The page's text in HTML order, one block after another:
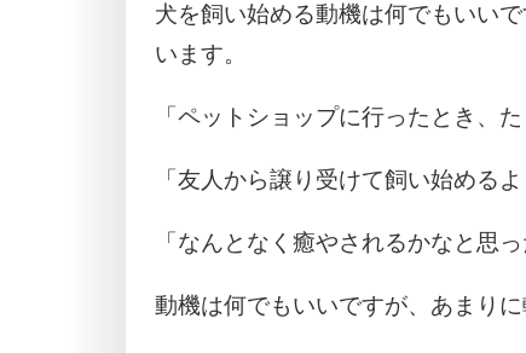
犬を飼い始める動機は何でもいい
います。
「ペットショップに行ったとき、
「友人から譲り受けて飼い始める
「なんとなく癒やされるかなと思っ
動機は何でもいいですが、あまり